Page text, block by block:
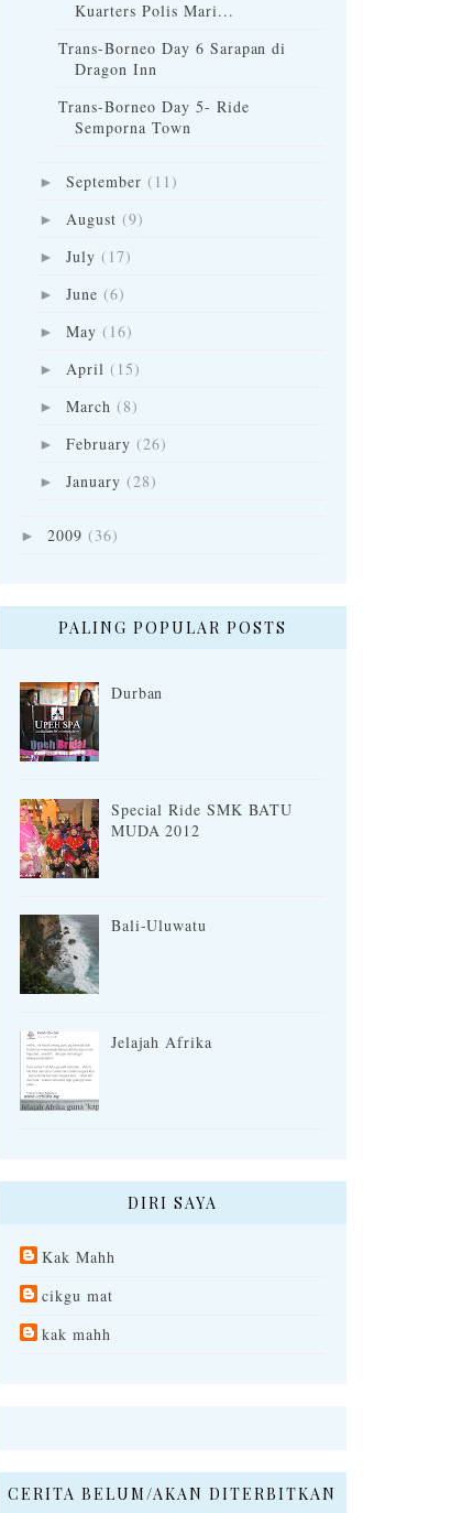
Kuarters Polis Mari...
Trans-Borneo Day 6 Sarapan di
Dragon Inn
Trans-Borneo Day 5- Ride
Semporna Town
► September (11)
► August (9)
► July (17)
► June (6)
► May (16)
► April (15)
► March (8)
► February (26)
► January (28)
► 2009 (36)
PALING POPULAR POSTS
Durban
Special Ride SMK BATU
MUDA 2012
Bali-Uluwatu
Jelajah Afrika
DIRI SAYA
Kak Mahh
cikgu mat
kak mahh
CERITA BELUM/AKAN DITERBITKAN